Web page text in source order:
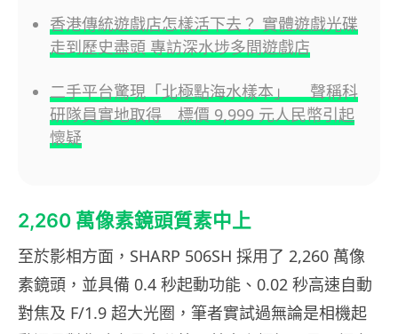
香港傳統遊戲店怎樣活下去？ 實體遊戲光碟
走到歷史盡頭 專訪深水埗多間遊戲店
二手平台驚現「北極點海水樣本」 聲稱科
研隊員實地取得 標價 9,999 元人民幣引起
懷疑
2,260 萬像素鏡頭質素中上
至於影相方面，SHARP 506SH 採用了 2,260 萬像
素鏡頭，並具備 0.4 秒起動功能、0.02 秒高速自動
對焦及 F/1.9 超大光圈，筆者實試過無論是相機起